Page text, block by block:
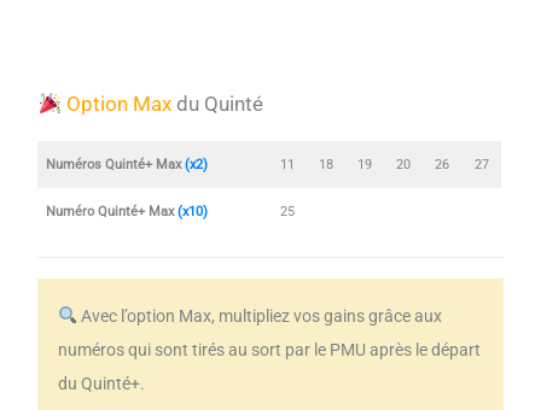
Option Maxdu Quinté
Numéros Quinté+ Max(x2) 11 18 19 20 26 27
Numéro Quinté+ Max(x10) 25
Avec l’option Max, multipliez vos gains grâce aux
numéros qui sont tirés au sort par le PMU après le départ
du Quinté+.